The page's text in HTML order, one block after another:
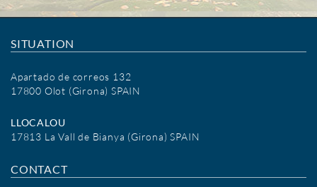
SITUATION
Apartado de correos 132
17800 Olot (Girona) SPAIN
LLOCALOU
17813 La Vall de Bianya (Girona) SPAIN
CONTACT